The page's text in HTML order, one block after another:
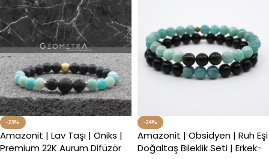
-23%
Amazonit | Lav Taşı | Oniks |
Premium 22K Aurum Difüzör
-24%
Amazonit | Obsidyen | Ruh Eşi
Doğaltaş Bileklik Seti | Erkek-